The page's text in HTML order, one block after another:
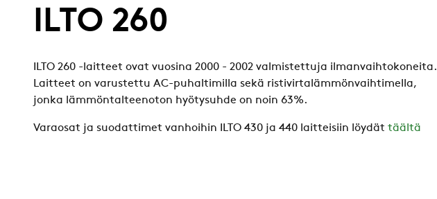
ILTO 260
ILTO 260 -laitteet ovat vuosina 2000 - 2002 valmistettuja ilmanvaihtokoneita.
Laitteet on varustettu AC-puhaltimilla sekä ristivirtalämmönvaihtimella,
jonka lämmöntalteenoton hyötysuhde on noin 63%.
Varaosat ja suodattimet vanhoihin ILTO 430 ja 440 laitteisiin löydät täältä